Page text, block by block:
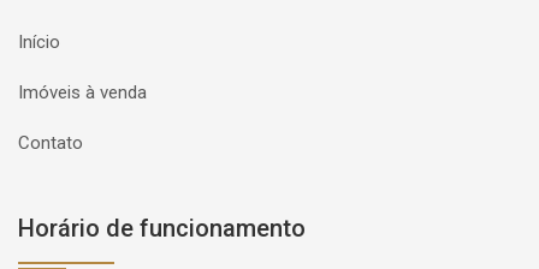
Início
Imóveis à venda
Contato
Horário de funcionamento